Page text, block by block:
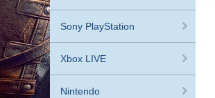
Sony PlayStation
Xbox LIVE
Nintendo